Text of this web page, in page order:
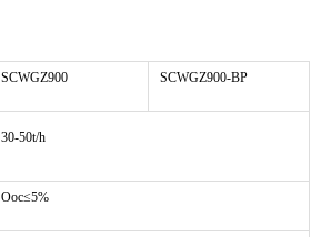
SCWGZ900 SCWGZ900-BP
30-50t/h
Ooc≤5%